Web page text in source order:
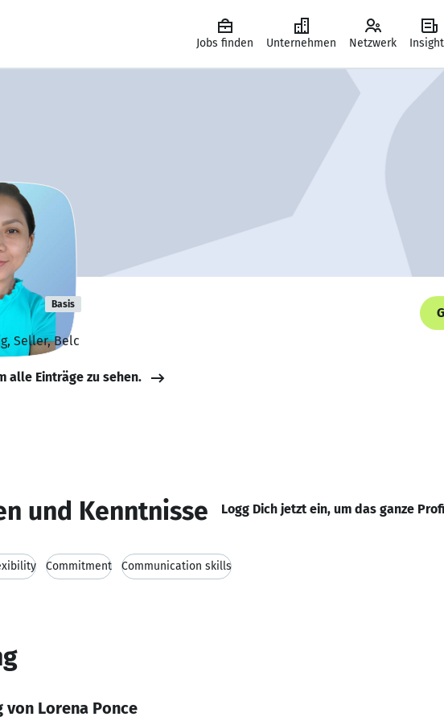
Jobs finden Unternehmen Netzwerk
Basis
Seller, Belc
alle Einträge zu sehen.
und Kenntnisse Logg Dich jetzt ein, um das ganze
Commitment Communication skills
Lorena Ponce